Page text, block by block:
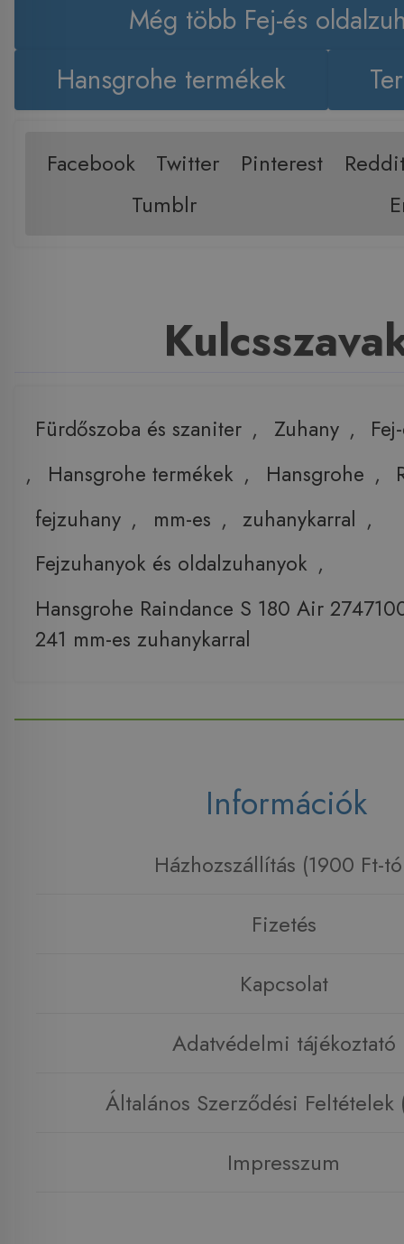
Még több Fej-és
Hansgrohe termékek
Facebook Twitter Pinterest
Tumblr
Fürdőszoba és szaniter , Zuhany ,
,
Hansgrohe termékek , Hansgrohe ,
fejzuhany , mm-es , zuhanykarral ,
Fejzuhanyok és oldalzuhanyok ,
Hansgrohe Raindance S 180 Air
241 mm-es zuhanykarral
Információk
Házhozszállítás (1900 Ft-
Fizetés
Kapcsolat
Adatvédelmi tájékoztató
Általános Szerződési Feltételek
Impresszum